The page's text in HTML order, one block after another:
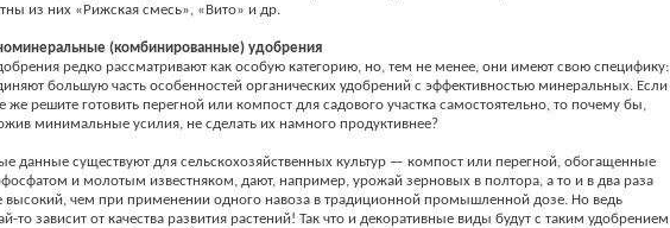
из них «Рижская смесь», «Вито» и др.
(комбинированные) удобрения
редко рассматривают как особую категорию, но, тем не менее, они имеют свою специфику:
большую часть особенностей органических удобрений с эффективностью минеральных. Если
же решите готовить перегной или компост для садового участка самостоятельно, то почему бы,
минимальные усилия, не сделать их намного продуктивнее?
данные существуют для сельскохозяйственных культур — компост или перегной, обогащенные
и молотым известняком, дают, например, урожай зерновых в полтора, а то и в два раза
высокий, чем при применении одного навоза в традиционной промышленной дозе. Но ведь
то зависит от качества развития растений! Так что и декоративные виды будут с таким удобрением